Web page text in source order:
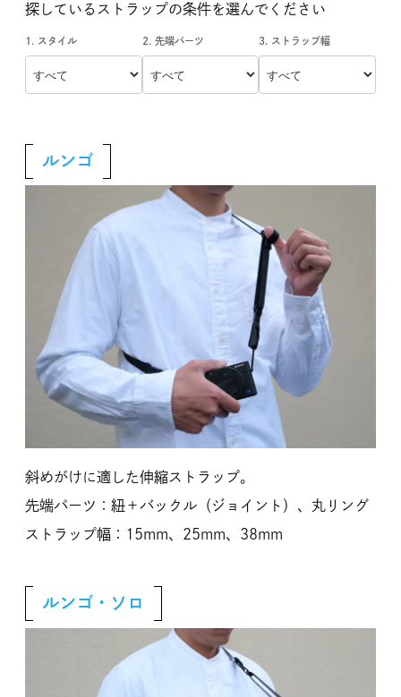
探しているストラップの条件を選んでください
1. スタイル 2. 先端パーツ 3. ストラップ幅
ルンゴ
斜めがけに適した伸縮ストラップ。
先端パーツ：紐＋バックル（ジョイント）、丸リング
ストラップ幅：15mm、25mm、38mm
ルンゴ・ソロ